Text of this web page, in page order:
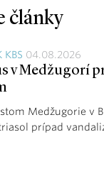
články
KBS 04.08.2026
v Medžugorí
Medžugorie v
prípad